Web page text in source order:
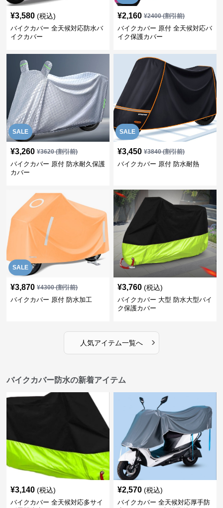
¥3,580 (税込)
バイクカバー 全天候対応防水バ
イクカバー
¥2,160 ¥2400(割引前)
バイクカバー 原付 全天候対応バ
イク保護カバー
SALE
¥3,260 ¥3620(割引前)
バイクカバー 原付 防水耐久保護
カバー
SALE
¥3,450 ¥3840(割引前)
バイクカバー 原付 防水耐熱
SALE
¥3,870 ¥4300(割引前)
バイクカバー 原付 防水加工
¥3,760 (税込)
バイクカバー 大型 防水大型バイ
ク保護カバー
人気アイテム一覧へ ›
バイクカバー防水の新着アイテム
¥3,140 (税込)
バイクカバー 全天候対応多サイ
¥2,570 (税込)
バイクカバー 全天候対応厚手防